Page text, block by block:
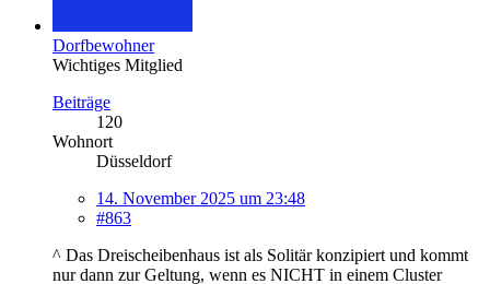
Dorfbewohner
Wichtiges Mitglied
Beiträge
120
Wohnort
Düsseldorf
14. November 2025 um 23:48
#863
^ Das Dreischeibenhaus ist als Solitär konzipiert und kommt
nur dann zur Geltung, wenn es NICHT in einem Cluster